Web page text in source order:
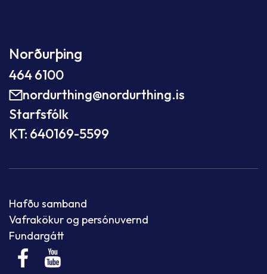
Norðurþing
464 6100
nordurthing@nordurthing.is
Starfsfólk
KT: 640169-5599
Hafðu samband
Vafrakökur og persónuvernd
Fundargátt